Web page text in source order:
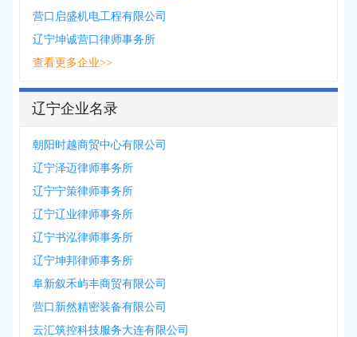
营口启盛机电工程有限公司
辽宁坤诚营口律师事务所
查看更多企业>>
辽宁企业名录
朝阳时越商贸中心有限公司
辽宁泽迈律师事务所
辽宁宁策律师事务所
辽宁辽业律师事务所
辽宁书泓律师事务所
辽宁坤邦律师事务所
阜新叙禾屿丰商贸有限公司
营口新然精密装备有限公司
云汇筑控科技服务大连有限公司